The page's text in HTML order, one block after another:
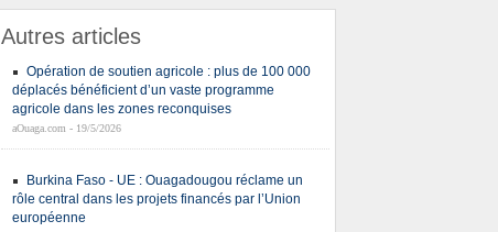
Autres articles
Opération de soutien agricole : plus de 100 000
déplacés bénéficient d’un vaste programme
agricole dans les zones reconquises
aOuaga.com - 19/5/2026
Burkina Faso - UE : Ouagadougou réclame un
rôle central dans les projets financés par l’Union
européenne